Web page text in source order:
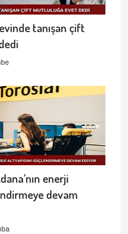
tanışan çift
enerji
devam